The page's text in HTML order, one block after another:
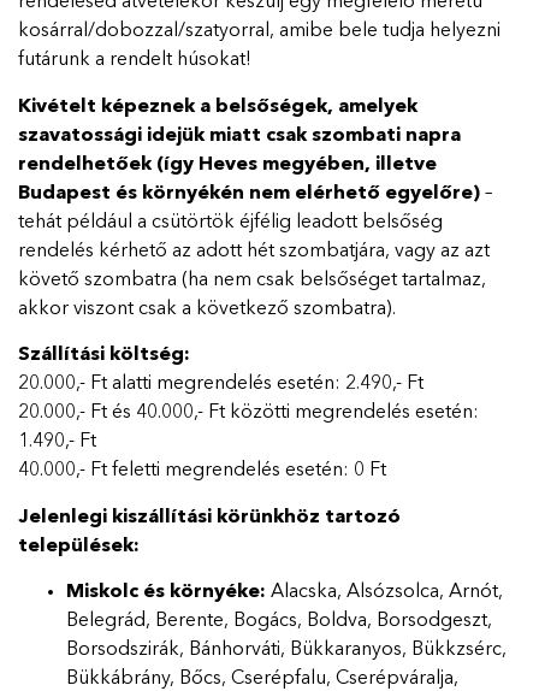
kosárral/dobozzal/szatyorral, amibe bele tudja helyezni
futárunk a rendelt húsokat!
Kivételt képeznek a belsőségek, amelyek
szavatossági idejük miatt csak szombati napra
rendelhetőek (így Heves megyében, illetve
Budapest és környékén nem elérhető egyelőre) –
tehát például a csütörtök éjfélig leadott belsőség
rendelés kérhető az adott hét szombatjára, vagy az azt
követő szombatra (ha nem csak belsőséget tartalmaz,
akkor viszont csak a következő szombatra).
Szállítási költség:
20.000,- Ft alatti megrendelés esetén: 2.490,- Ft
20.000,- Ft és 40.000,- Ft közötti megrendelés esetén:
1.490,- Ft
40.000,- Ft feletti megrendelés esetén: 0 Ft
Jelenlegi kiszállítási körünkhöz tartozó
települések:
Miskolc és környéke: Alacska, Alsózsolca, Arnót,
Belegrád, Berente, Bogács, Boldva, Borsodgeszt,
Borsodszirák, Bánhorváti, Bükkaranyos, Bükkzsérc,
Bükkábrány, Bőcs, Cserépfalu, Cserépváralja,